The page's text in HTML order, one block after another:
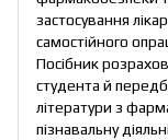
застосування
самостійного
Посібник
студента й
літератури з
пізнавальну